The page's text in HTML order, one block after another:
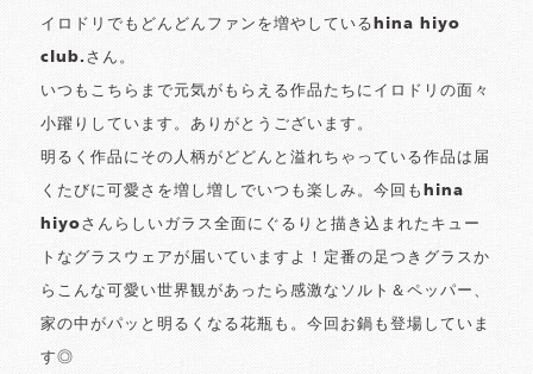
イロドリでもどんどんファンを増やしているhina hiyo
club.さん。
いつもこちらまで元気がもらえる作品たちにイロドリの面々
小躍りしています。ありがとうございます。
明るく作品にその人柄がどどんと溢れちゃっている作品は届
くたびに可愛さを増し増しでいつも楽しみ。今回もhina
hiyoさんらしいガラス全面にぐるりと描き込まれたキュー
トなグラスウェアが届いていますよ！定番の足つきグラスか
らこんな可愛い世界観があったら感激なソルト＆ペッパー、
家の中がパッと明るくなる花瓶も。今回お鍋も登場していま
す◎